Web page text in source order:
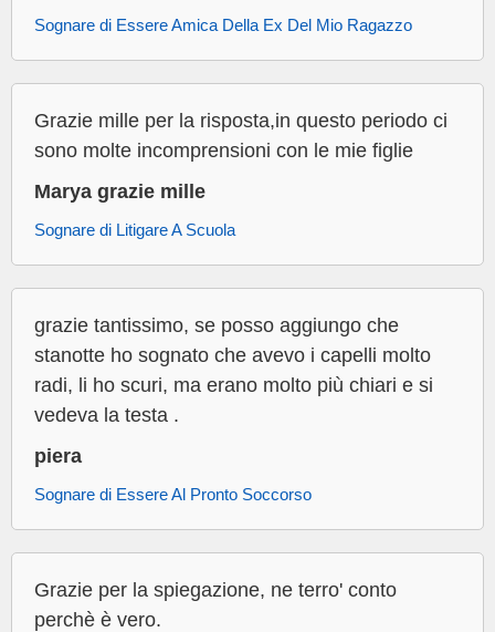
Sognare di Essere Amica Della Ex Del Mio Ragazzo
Grazie mille per la risposta,in questo periodo ci
sono molte incomprensioni con le mie figlie
Marya grazie mille
Sognare di Litigare A Scuola
grazie tantissimo, se posso aggiungo che
stanotte ho sognato che avevo i capelli molto
radi, li ho scuri, ma erano molto più chiari e si
vedeva la testa .
piera
Sognare di Essere Al Pronto Soccorso
Grazie per la spiegazione, ne terro' conto
perchè è vero.